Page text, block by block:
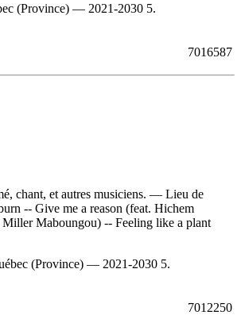
(Province) — 2021-2030 5.
7016587
chant, et autres musiciens. — Lieu de
-- Give me a reason (feat. Hichem
Maboungou) -- Feeling like a plant
(Province) — 2021-2030 5.
7012250